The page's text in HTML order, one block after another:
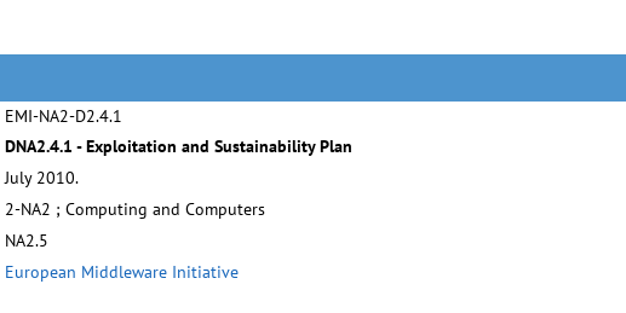
EMI-NA2-D2.4.1
DNA2.4.1 - Exploitation and Sustainability Plan
July 2010.
2-NA2 ; Computing and Computers
NA2.5
European Middleware Initiative